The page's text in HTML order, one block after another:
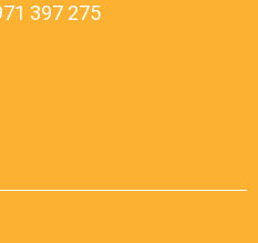
397 275